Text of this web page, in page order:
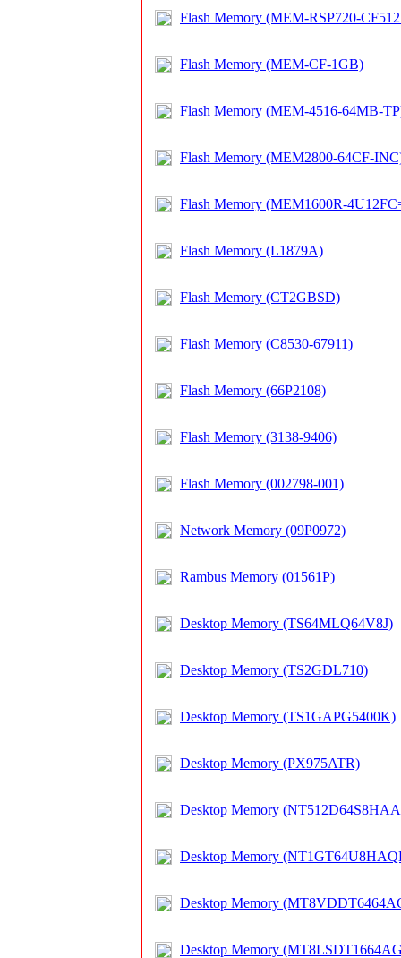
Flash Memory (MEM-RSP720-
Flash Memory (MEM-CF-1GB)
Flash Memory (MEM-4516-64MB-
Flash Memory (MEM2800-64CF-
Flash Memory (MEM1600R-
Flash Memory (L1879A)
Flash Memory (CT2GBSD)
Flash Memory (C8530-67911)
Flash Memory (66P2108)
Flash Memory (3138-9406)
Flash Memory (002798-001)
Network Memory (09P0972)
Rambus Memory (01561P)
Desktop Memory (TS64MLQ64V8J)
Desktop Memory (TS2GDL710)
Desktop Memory (TS1GAPG5400K)
Desktop Memory (PX975ATR)
Desktop Memory
Desktop Memory
Desktop Memory
Desktop Memory